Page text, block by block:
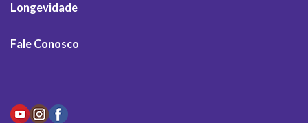
Longevidade
Fale Conosco